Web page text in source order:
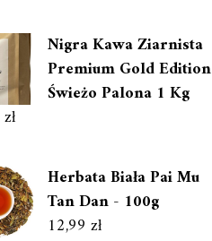
Nigra Kawa Ziarnista
Premium Gold Edition
Świeżo Palona 1 Kg
zł
Herbata Biała Pai Mu
Tan Dan - 100g
12,99 zł